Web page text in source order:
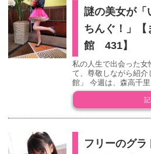
謎の美女が「
ちんぐ！」【
館 431】
私の人生で出会った女
て、尊敬しながら紹
館」 今週は、森高千
フリーのグラ